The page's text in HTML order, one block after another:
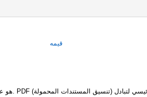
قيمه